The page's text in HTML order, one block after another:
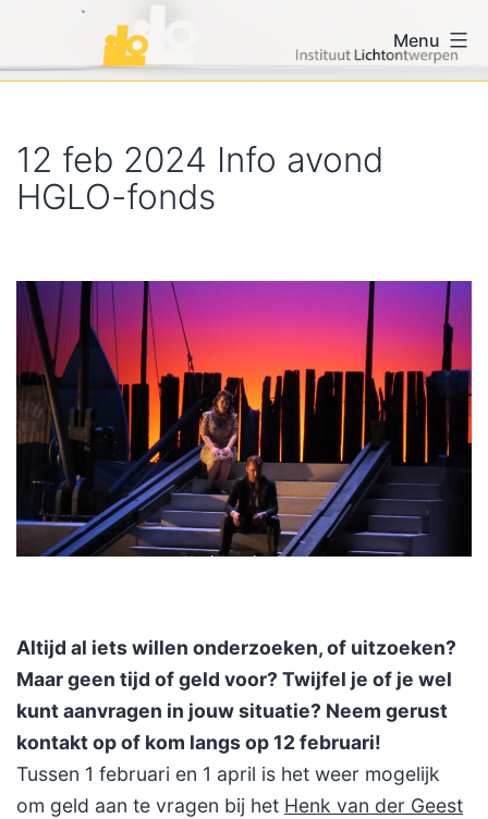
de
iLo voor vormgevers en
lichtontwerpers
Menu
12 feb 2024 Info avond
HGLO-fonds
Altijd al iets willen onderzoeken, of uitzoeken?
Maar geen tijd of geld voor? Twijfel je of je wel
kunt aanvragen in jouw situatie? Neem gerust
kontakt op of kom langs op 12 februari!
Tussen 1 februari en 1 april is het weer mogelijk
om geld aan te vragen bij het Henk van der Geest